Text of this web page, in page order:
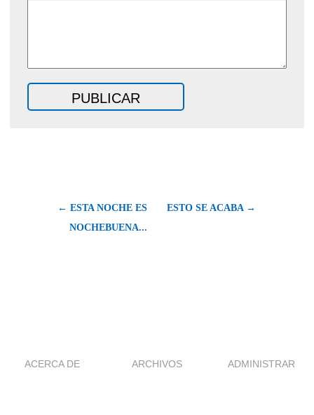
← ESTA NOCHE ES
NOCHEBUENA...
ESTO SE ACABA →
ACERCA DE ARCHIVOS ADMINISTRAR